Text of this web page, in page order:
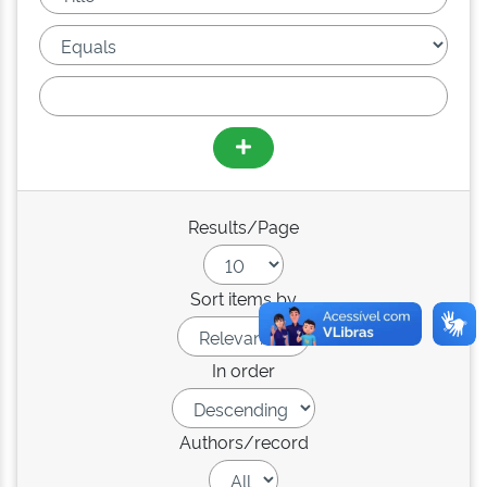
Results/Page
Sort items by
In order
Authors/record